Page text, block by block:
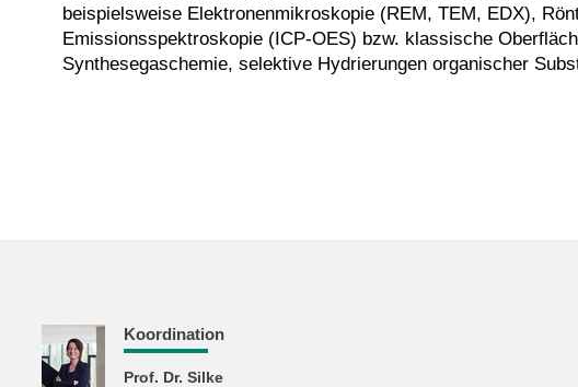
beispielsweise Elektronen­mikroskopie (REM, TEM, EDX),
Emissionsspektroskopie (ICP-OES) bzw. klassische
Synthesegaschemie, selektive Hydrierungen organischer
Koordination
Prof. Dr. Silke